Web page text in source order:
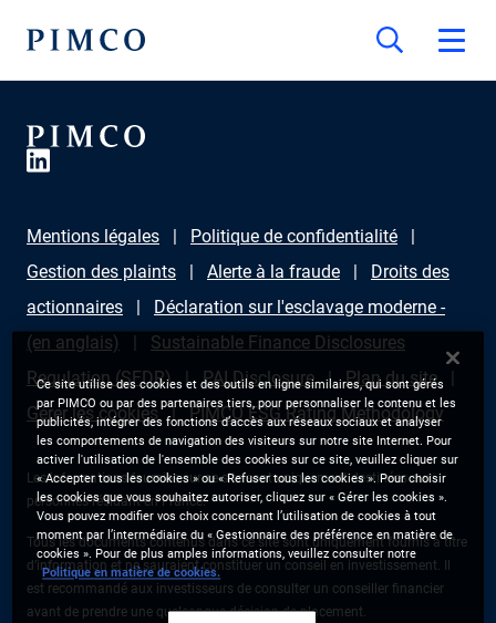
Mentions légales
Politique de confidentialité
Gestion des plaints
Alerte à la fraude
Droits des
actionnaires
Déclaration sur l'esclavage moderne -
(en anglais)
Sustainable Finance Disclosures
Regulation (SFDR)
PAI Disclosure
Plan du site
Gérer les cookies
PIMCO ESG Rating Methodology
Les informations fournies sur ce site sont uniquement destinées aux
personnes résidant en France.
Tous les documents contenus dans ce site sont uniquement fournis à titre
d’information et ne sauraient constituer un conseil en investissement. Il
est recommandé aux investisseurs de consulter un conseiller financier
avant de prendre une quelconque décision de placement.
Ce site utilise des cookies et des outils en ligne similaires, qui sont gérés
par PIMCO ou par des partenaires tiers, pour personnaliser le contenu et les
publicités, intégrer des fonctions d’accès aux réseaux sociaux et analyser
les comportements de navigation des visiteurs sur notre site Internet. Pour
activer l'utilisation de l'ensemble des cookies sur ce site, veuillez cliquer sur
« Accepter tous les cookies » ou « Refuser tous les cookies ». Pour choisir
les cookies que vous souhaitez autoriser, cliquez sur « Gérer les cookies ».
Vous pouvez modifier vos choix concernant l’utilisation de cookies à tout
moment par l’intermédiaire du « Gestionnaire des préférence en matière de
cookies ». Pour de plus amples informations, veuillez consulter notre
Politique en matière de cookies.